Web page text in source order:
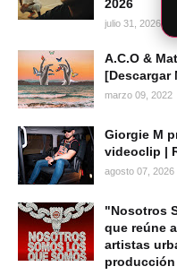
2026
julio 31, 2026
A.C.O &
[Descargar
marzo 09, 2022
Giorgie M
videoclip |
agosto 07, 2026
"Nosotros
que reúne
artistas
producción